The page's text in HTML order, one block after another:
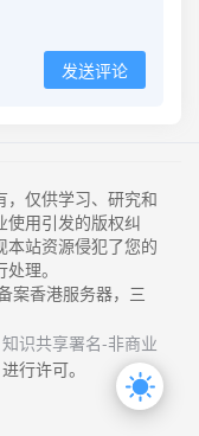
发送评论
，仅供学习、研究和
使用引发的版权纠
本站资源侵犯了您的
理。
案香港服务器，三
知识共享署名-非商业
进行许可。